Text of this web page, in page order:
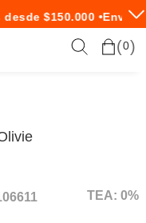
$150.000 •Envío
0
TEA: 0%